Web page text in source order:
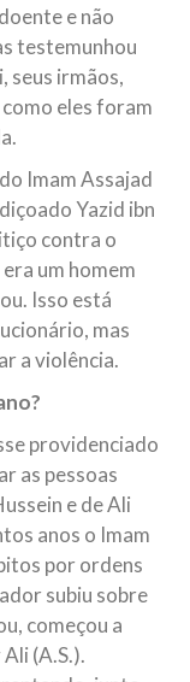
e não
testemunhou
seus irmãos,
eles foram
Imam Assajad
Yazid ibn
contra o
um homem
Isso está
mas
a violência.
providenciado
as pessoas
e de Ali
anos o Imam
por ordens
subiu sobre
começou a
(A.S.).